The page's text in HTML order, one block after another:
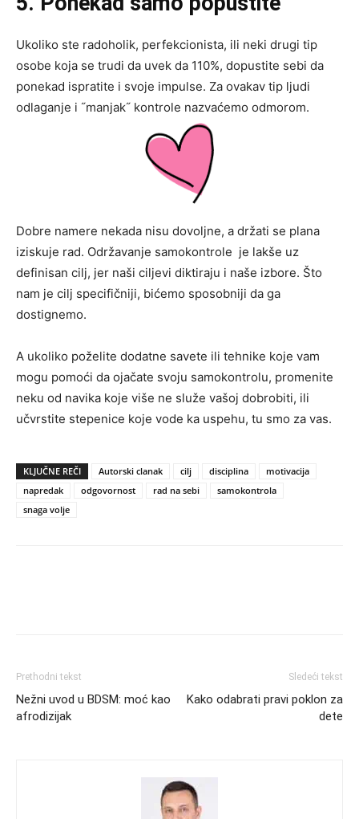
Ukoliko ste radoholik, perfekcionista, ili neki drugi tip
osobe koja se trudi da uvek da 110%, dopustite sebi da
ponekad ispratite i svoje impulse. Za ovakav tip ljudi
odlaganje i ˝manjak˝ kontrole nazvaćemo odmorom.
Dobre namere nekada nisu dovoljne, a držati se plana
iziskuje rad. Održavanje samokontrole je lakše uz
definisan cilj, jer naši ciljevi diktiraju i naše izbore. Što
nam je cilj specifičniji, bićemo sposobniji da ga
dostignemo.
A ukoliko poželite dodatne savete ili tehnike koje vam
mogu pomoći da ojačate svoju samokontrolu, promenite
neku od navika koje više ne služe vašoj dobrobiti, ili
učvrstite stepenice koje vode ka uspehu, tu smo za vas.
KLJUČNE REČI Autorski clanak cilj disciplina
motivacija
napredak
odgovornost rad na sebi
samokontrola
snaga volje
Prethodni tekst
Nežni uvod u BDSM: moć kao
afrodizijak
Sledeći tekst
Kako odabrati pravi poklon za
dete